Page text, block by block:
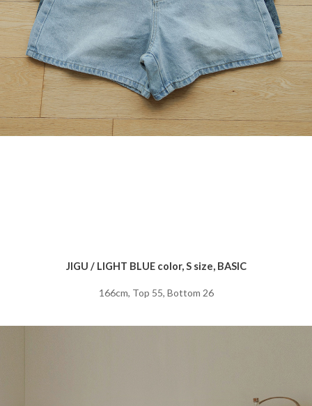
JIGU / LIGHT BLUE color, S size, BASIC
166cm, Top 55, Bottom 26